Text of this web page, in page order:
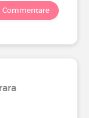
Commentare